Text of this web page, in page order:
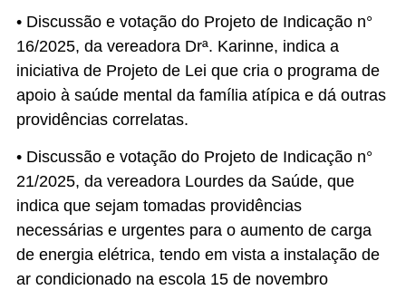
• Discussão e votação do Projeto de Indicação n°
16/2025, da vereadora Drª. Karinne, indica a
iniciativa de Projeto de Lei que cria o programa de
apoio à saúde mental da família atípica e dá outras
providências correlatas.
• Discussão e votação do Projeto de Indicação n°
21/2025, da vereadora Lourdes da Saúde, que
indica que sejam tomadas providências
necessárias e urgentes para o aumento de carga
de energia elétrica, tendo em vista a instalação de
ar condicionado na escola 15 de novembro